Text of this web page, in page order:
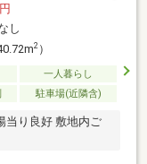
し
2）
一人暮らし
駐車場(近隣含)
当り良好 敷地内ご